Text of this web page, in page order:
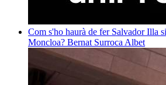
Com s'ho haurà de fer Salvador Illa
Moncloa? Bernat Surroca Albet